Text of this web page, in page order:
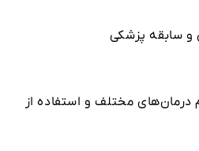
سابقه پزشکی
درمان‌های مختلف و استفاده از